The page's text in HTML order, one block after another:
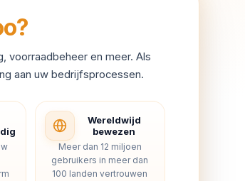
voorraadbeheer en meer. Als
aan uw bedrijfsprocessen.
Wereldwijd
bewezen
Meer dan 12 miljoen
gebruikers in meer dan
100 landen vertrouwen